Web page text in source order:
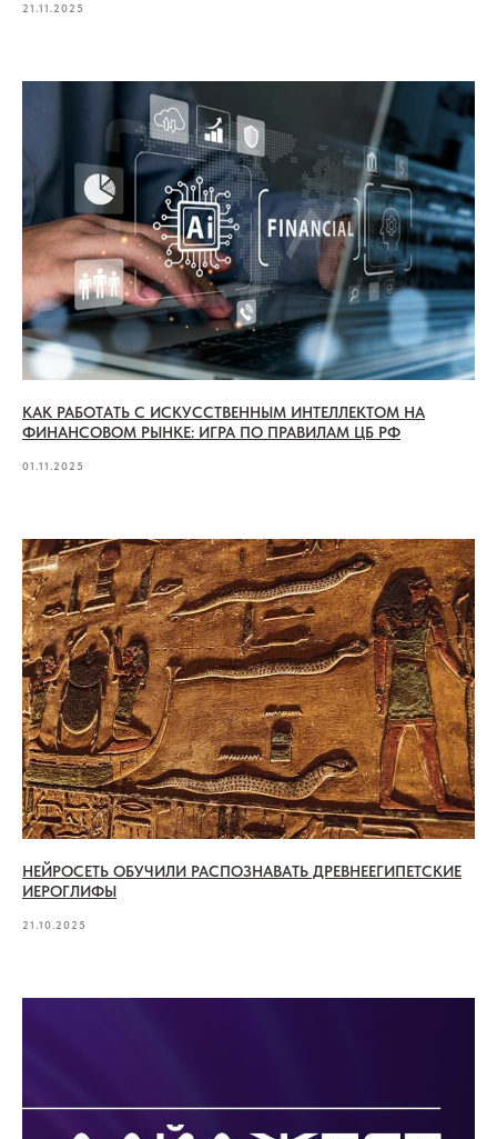
21.11.2025
КАК РАБОТАТЬ С ИСКУССТВЕННЫМ ИНТЕЛЛЕКТОМ НА
ФИНАНСОВОМ РЫНКЕ: ИГРА ПО ПРАВИЛАМ ЦБ РФ
01.11.2025
НЕЙРОСЕТЬ ОБУЧИЛИ РАСПОЗНАВАТЬ ДРЕВНЕЕГИПЕТСКИЕ
ИЕРОГЛИФЫ
21.10.2025